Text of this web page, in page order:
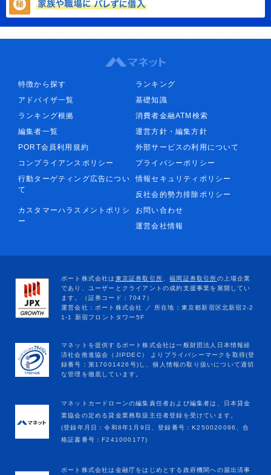
特徴から探す
ランキング
アドバイザ一覧
基礎知識
ランキング根拠
消費者金融ATM検索
編集者一覧
運営方針・編集方針
PORT会員利用規約
外部サービスの利用について
コンプライアンスポリシー
プライバシーポリシー
行動ターゲティング広告につい
て
情報セキュリティポリシー
反社会的勢力排除ポリシー
カスタマーハラスメントポリシ
ー
お問い合わせ
運営会社情報
マネットカードローンの編集責任者および編集者は、日本貸金
業協会の定める貸金業務取扱主任者登録を受けています。
(登録年月日：令和8年1月9日、登録番号：K250020096、合
格証書番号：F241000177)
ポート株式会社は金融庁をはじめとする政府機関への届出済事